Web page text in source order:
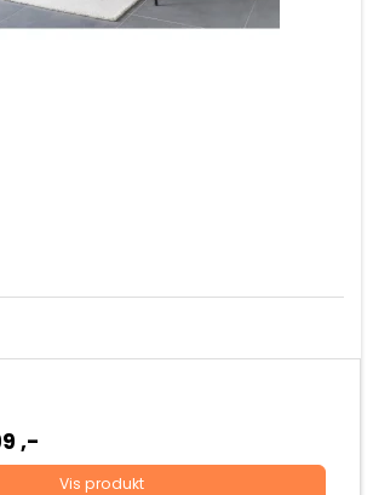
,-
Vis produkt